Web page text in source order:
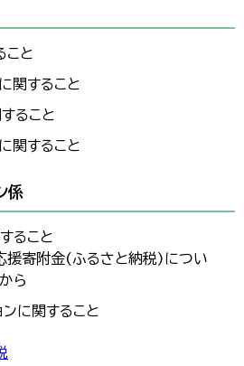
こと
関すること
ること
関すること
係
ること
援寄附金(ふるさと納税)につい
ら
ンに関すること